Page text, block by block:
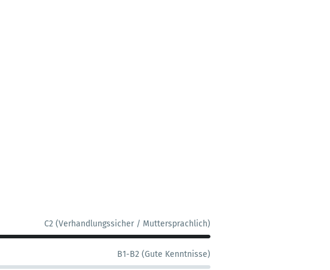
C2 (Verhandlungssicher / Muttersprachlich)
B1-B2 (Gute Kenntnisse)